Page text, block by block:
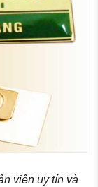
viên uy tín và